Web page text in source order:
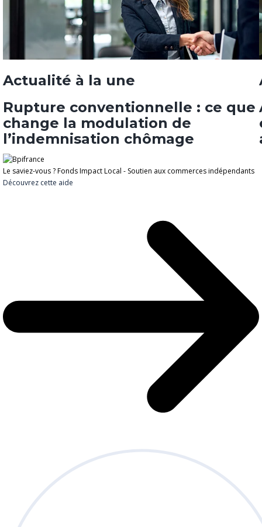
Actualité à la une
Rupture conventionnelle : ce que
change la modulation de
l’indemnisation chômage
Le saviez-vous ?Fonds Impact Local - Soutien aux commerces indépendants
Découvrez cette aide